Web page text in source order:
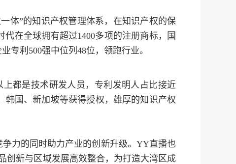
体”的知识产权管理体系，在知识产权的保
在全球拥有超过1400多项的注册商标，国
专利500强中位列48位，领跑行业。
都是技术研发人员，专利发明人占比接近
韩国、新加坡等获得授权，雄厚的知识产权
力的同时助力产业的创新升级。YY直播也
创新与区域发展高效整合，为打造大湾区成